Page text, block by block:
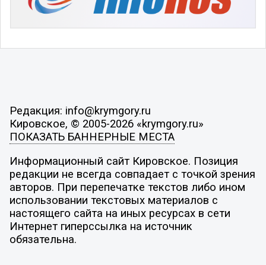
Редакция: info@krymgory.ru
Кировское, © 2005-2026 «krymgory.ru»
ПОКАЗАТЬ БАННЕРНЫЕ МЕСТА
Информационный сайт Кировское. Позиция
редакции не всегда совпадает с точкой зрения
авторов. При перепечатке текстов либо ином
использовании текстовых материалов с
настоящего сайта на иных ресурсах в сети
Интернет гиперссылка на источник
обязательна.